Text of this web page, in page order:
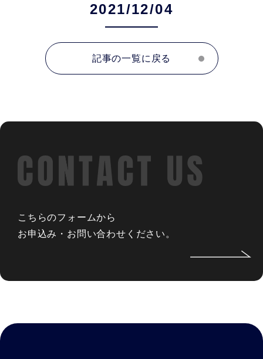
2021/12/04
記事の一覧に戻る
こちらのフォームから
お申込み・お問い合わせください。